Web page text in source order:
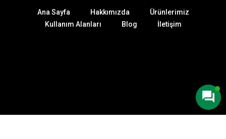
Ana Sayfa Hakkımızda
Ürünlerimiz
Kullanım Alanları
Blog İletişim